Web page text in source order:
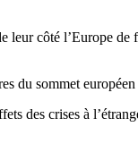
côté l’Europe
du sommet
des crises à